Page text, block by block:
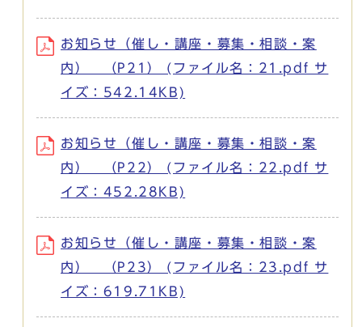
お知らせ（催し・講座・募集・相談・案
内） （P21） (ファイル名：21.pdf サ
イズ：542.14KB)
お知らせ（催し・講座・募集・相談・案
内） （P22） (ファイル名：22.pdf サ
イズ：452.28KB)
お知らせ（催し・講座・募集・相談・案
内） （P23） (ファイル名：23.pdf サ
イズ：619.71KB)